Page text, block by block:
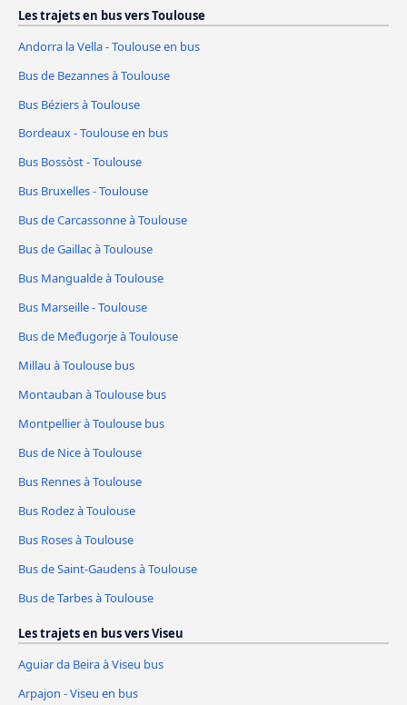
Les trajets en bus vers Toulouse
Andorra la Vella - Toulouse en bus
Bus de Bezannes à Toulouse
Bus Béziers à Toulouse
Bordeaux - Toulouse en bus
Bus Bossòst - Toulouse
Bus Bruxelles - Toulouse
Bus de Carcassonne à Toulouse
Bus de Gaillac à Toulouse
Bus Mangualde à Toulouse
Bus Marseille - Toulouse
Bus de Međugorje à Toulouse
Millau à Toulouse bus
Montauban à Toulouse bus
Montpellier à Toulouse bus
Bus de Nice à Toulouse
Bus Rennes à Toulouse
Bus Rodez à Toulouse
Bus Roses à Toulouse
Bus de Saint-Gaudens à Toulouse
Bus de Tarbes à Toulouse
Les trajets en bus vers Viseu
Aguiar da Beira à Viseu bus
Arpajon - Viseu en bus